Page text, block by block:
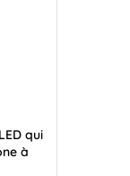
qui
à